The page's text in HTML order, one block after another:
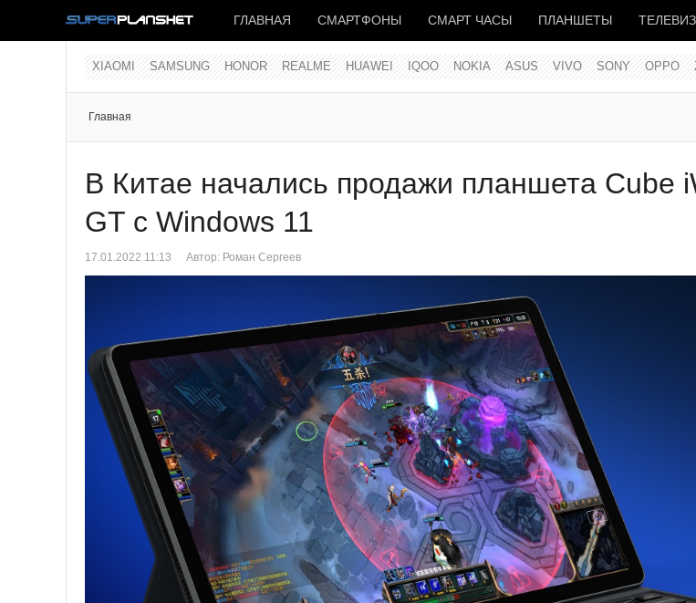
ГЛАВНАЯ СМАРТФОНЫ СМАРТ ЧАСЫ ПЛАНШЕТЫ
XIAOMI SAMSUNG HONOR REALME HUAWEI IQOO NOKIA ASUS VIVO SONY OPPO
Главная
В Китае начались продажи планшета Cube
GT с Windows 11
17.01.2022 11:13 Автор: Роман Сергеев